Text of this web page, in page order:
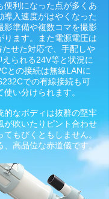
便利になった点が多くあ
導入速度がはやくなった
影準備や複数コマを撮影
ります。また電源電圧は
せた対応で、手配しや
られる24V等と状況に
との接続は無線LANに
での有線接続も可
い分けられます。
的なボディは抜群の堅牢
が吹いたりピント合わせ
てもびくともしません。
、高品位な赤道儀です。